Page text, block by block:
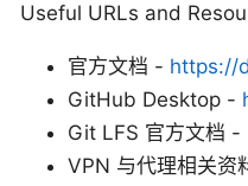
Useful URLs and
官方文档 - https://
GitHub Desktop -
Git LFS 官方文档 -
VPN 与代理相关